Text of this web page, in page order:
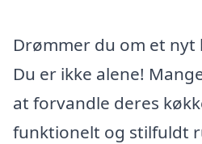
Drømmer du om et nyt
Du er ikke alene!
at forvandle deres
funktionelt og stilfuldt